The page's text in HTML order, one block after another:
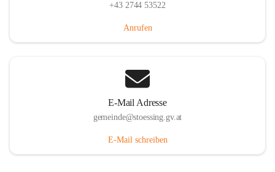
+43 2744 53522
Anrufen
E-Mail Adresse
gemeinde@stoessing.gv.at
E-Mail schreiben